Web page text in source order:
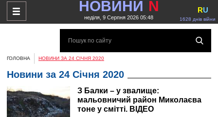
НОВИНИ N
неділя, 9 Серпня 2026 05:48 1628 днів війни
RU
ГОЛОВНА НОВИНИ ЗА 24 СІЧНЯ 2020
Новини за 24 Січня 2020
З Балки – у звалище:
мальовничий район Миколаєва
тоне у смітті. ВІДЕО